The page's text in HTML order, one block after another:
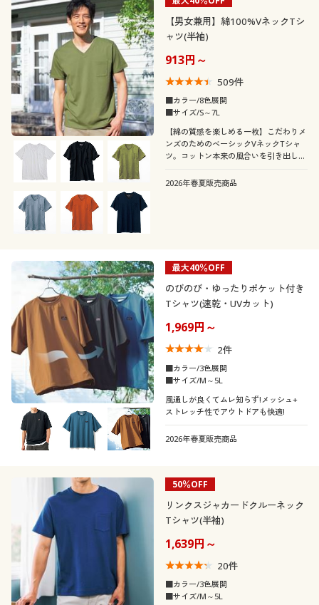
【男女兼用】綿100%VネックTシ
ャツ(半袖)
913円～
509件
■カラー/8色展開
■サイズ/S～7L
【綿の質感を楽しめる一枚】こだわりメ
ンズのためのベーシックVネックTシャ
ツ。コットン本来の風合いを引き出しま
2026年春夏販売商品
最大40％OFF
のびのび・ゆったりポケット付き
Tシャツ(速乾・UVカット)
1,969円～
2件
■カラー/3色展開
■サイズ/M～5L
風通しが良くてムレ知らず!メッシュ+
ストレッチ性でアウトドアも快適!
2026年春夏販売商品
50％OFF
リンクスジャカードクルーネック
Tシャツ(半袖)
1,639円～
20件
■カラー/3色展開
■サイズ/M～5L